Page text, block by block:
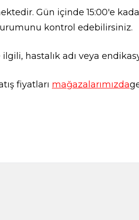
Gün içinde 15:00'e
kontrol edebilirsiniz.
hastalık adı veya
fiyatları mağazalarımızda